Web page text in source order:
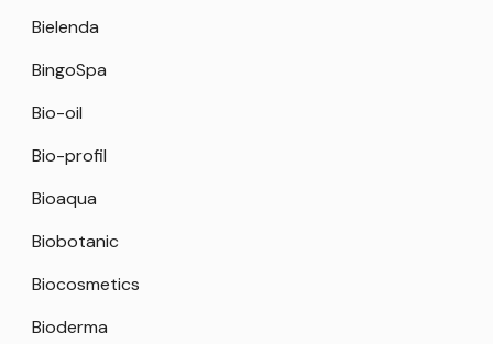
Bielenda
BingoSpa
Bio-oil
Bio-profil
Bioaqua
Biobotanic
Biocosmetics
Bioderma